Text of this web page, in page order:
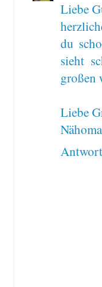
Liebe
du
sieht
großen
Liebe
Nähoma